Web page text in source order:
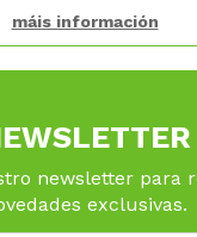
máis información
newsletter para
exclusivas.